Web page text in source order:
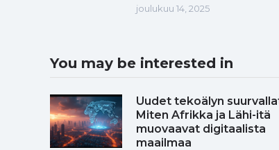
joulukuu 14, 2025
You may be interested in
Uudet tekoälyn
Miten Afrikka ja Lähi-itä
muovaavat digitaalista
maailmaa